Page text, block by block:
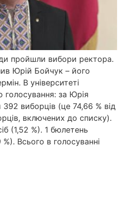
пройшли вибори ректора.
Юрій Бойчук – його
В університеті
за Юрія
виборців (це 74,66 % від
включених до списку).
(1,52 %). 1 бюлетень
Всього в голосуванні